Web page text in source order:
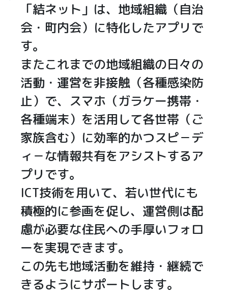
「結ネット」は、地域組織（自治
会・町内会）に特化したアプリで
す。
またこれまでの地域組織の日々の
活動・運営を非接触（各種感染防
止）で、スマホ（ガラケー携帯・
各種端末）を活用して各世帯（ご
家族含む）に効率的かつスピ－デ
ィ－な情報共有をアシストするア
プリです。
ICT技術を用いて、若い世代にも
積極的に参画を促し、運営側は配
慮が必要な住民への手厚いフォロ
ーを実現できます。
この先も地域活動を維持・継続で
きるようにサポートします。